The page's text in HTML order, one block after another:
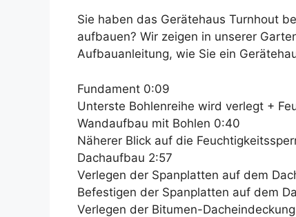
Sie haben das Gerätehaus Turnhout
aufbauen? Wir zeigen in unserer
Aufbauanleitung, wie Sie ein
Fundament 0:09
Unterste Bohlenreihe wird verlegt +
Wandaufbau mit Bohlen 0:40
Näherer Blick auf die
Dachaufbau 2:57
Verlegen der Spanplatten auf dem
Befestigen der Spanplatten auf dem
Verlegen der Bitumen-